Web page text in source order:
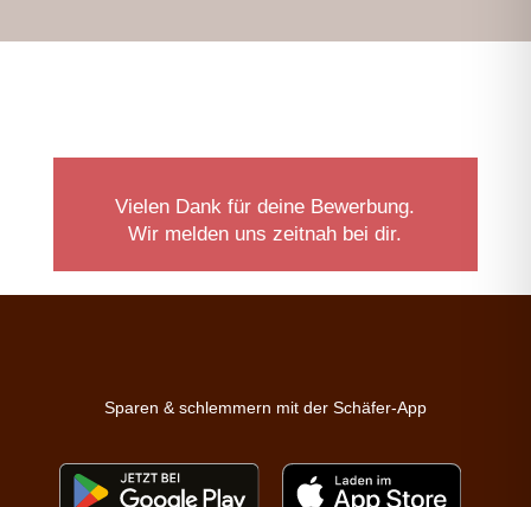
Vielen Dank für deine Bewerbung.
Wir melden uns zeitnah bei dir.
Sparen & schlemmern mit der Schäfer-App